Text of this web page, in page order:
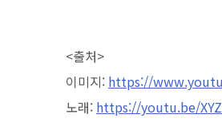
<출처>
이미지: https://
노래: https://youtu.be/